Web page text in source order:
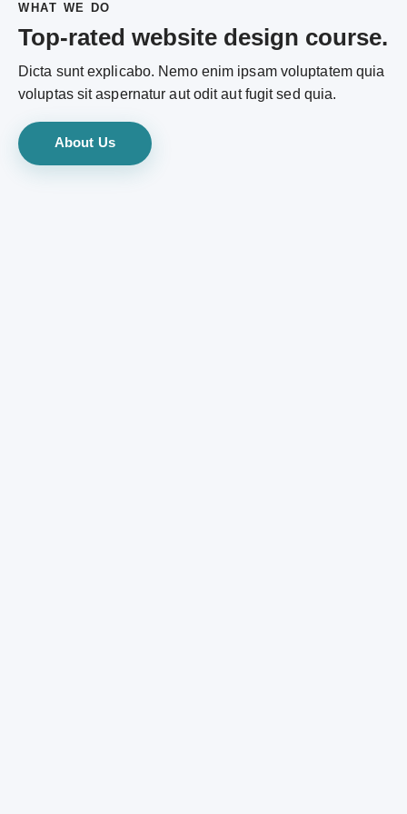
WHAT WE DO
Top-rated website design course.
Dicta sunt explicabo. Nemo enim ipsam voluptatem quia
voluptas sit aspernatur aut odit aut fugit sed quia.
About Us